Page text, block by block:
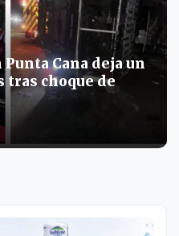
Cana deja un
tras choque de